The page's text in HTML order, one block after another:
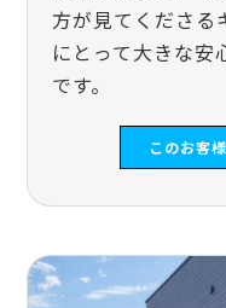
方が見てくださる
にとって大きな安
です。
このお客